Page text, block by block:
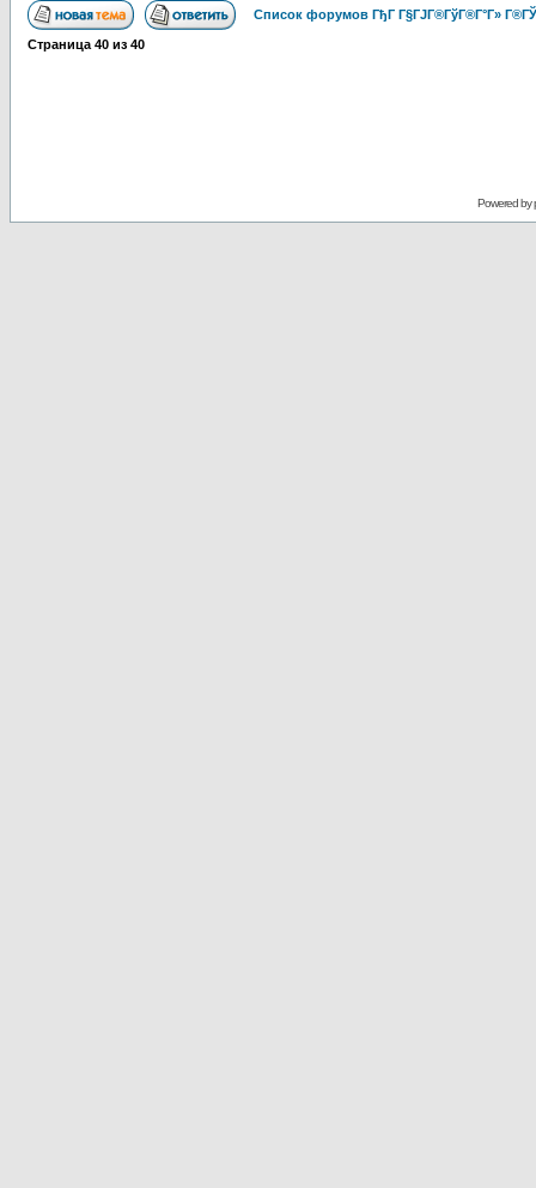
Список форумов ГђГ Г§ГЈГ®ГўГ®Г°Г»
Страница 40 из 40
Powered by